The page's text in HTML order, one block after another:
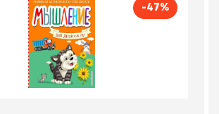
-47%